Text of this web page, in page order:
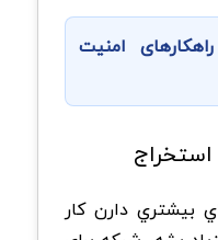
امنیت
بيشتري دارن کار